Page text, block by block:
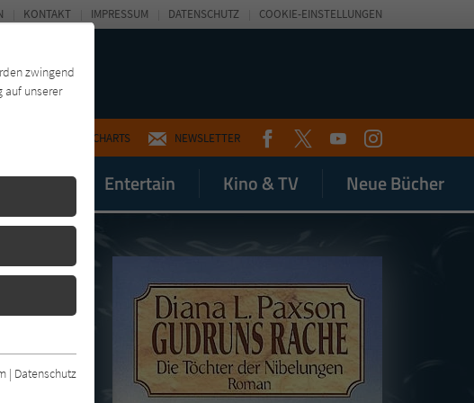
CHARTS NEWSLETTER FACEBOOKTWITTERYOUTUBEINSTAGRAM
Entertain Kino & TV Neue Bücher
KONTAKT IMPRESSUM DATENSCHUTZ COOKIE-EINSTELLUNGEN
zwingend
auf unserer
| Datenschutz